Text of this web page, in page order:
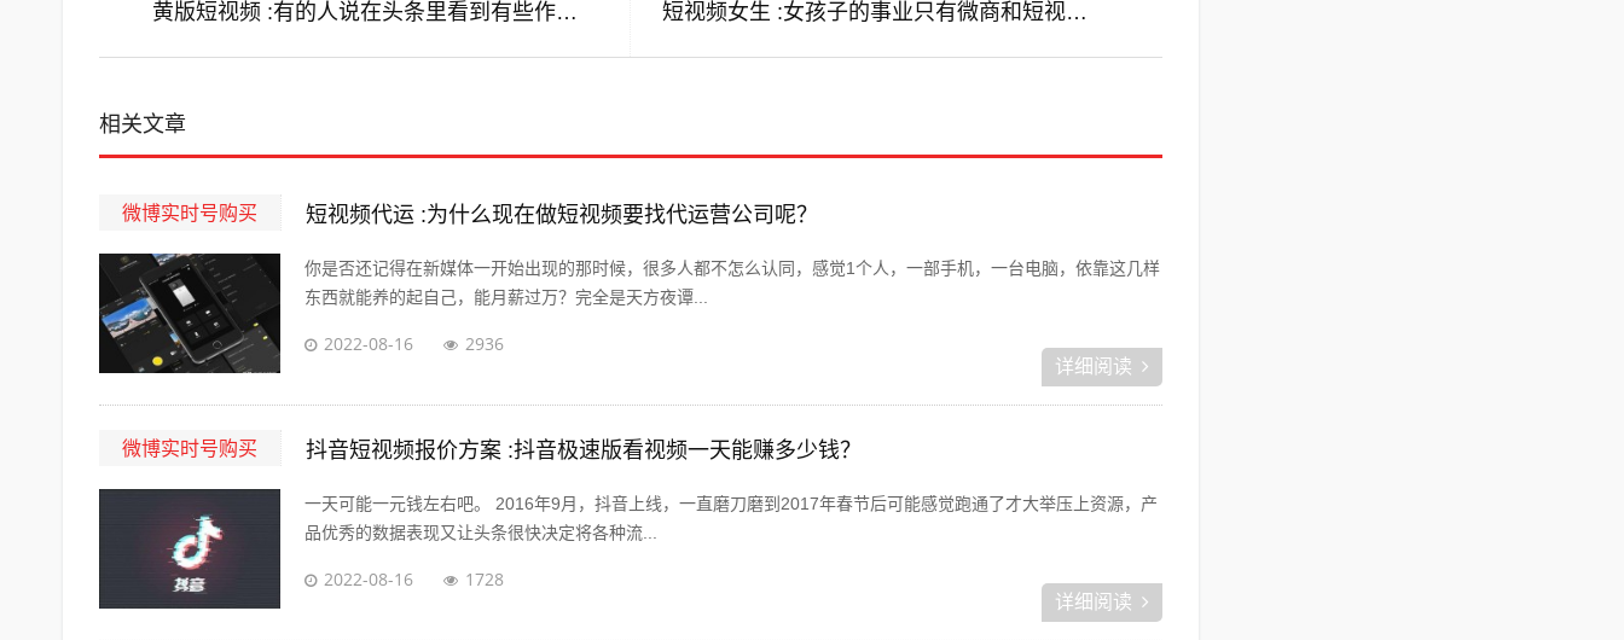
黄版短视频 :有的人说在头条里看到有些作家或教授都是发一些小段子，且阅读量很高，他们就没有原创作品吗？你怎么看？ 短视频女生 :女孩子的事业只有微商和短视频你们怎么看待？
相关文章
微博实时号购买 短视频代运 :为什么现在做短视频要找代运营公司呢？
你是否还记得在新媒体一开始出现的那时候，很多人都不怎么认同，感觉1个人，一部手机，一台电脑，依靠这几样
东西就能养的起自己，能月薪过万？完全是天方夜谭...
2022-08-16 2936
详细阅读
微博实时号购买 抖音短视频报价方案 :抖音极速版看视频一天能赚多少钱？
一天可能一元钱左右吧。 2016年9月，抖音上线，一直磨刀磨到2017年春节后可能感觉跑通了才大举压上资源，产
品优秀的数据表现又让头条很快决定将各种流...
2022-08-16 1728
详细阅读